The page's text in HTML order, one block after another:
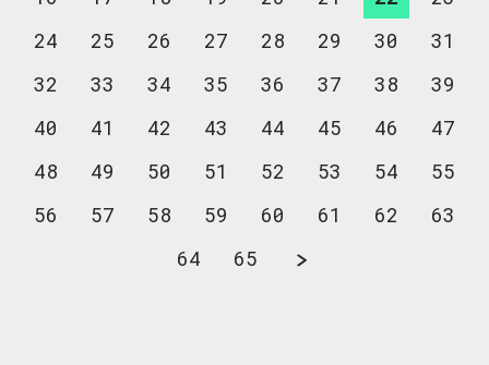
24
25 26 27 28 29 30
31
32
33 34 35 36 37 38
39
40
41 42 43 44 45 46
47
48
49 50 51 52 53 54
55
56
57 58 59 60 61 62
63
64
65